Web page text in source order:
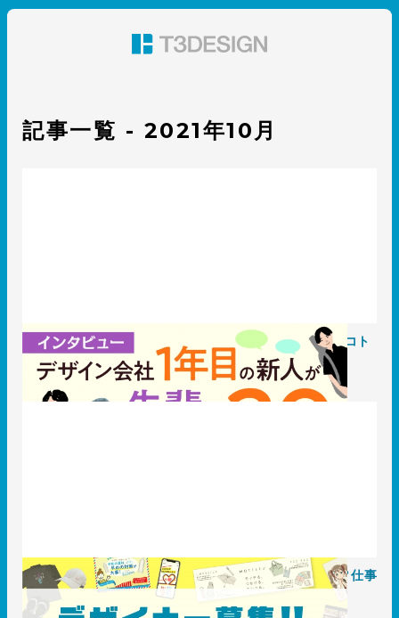
ン 株式会社T3デザイン
記事一覧 - 2021年10月
〈採用〉デザイン会社1年目の新人が先輩に聞きたい20のコト
2021.10.26 T3のコト
〈採用〉デザイナー募集！！「グッズデザインチーム」とは？仕事
内容の紹介
2021.10.21 T3のコト